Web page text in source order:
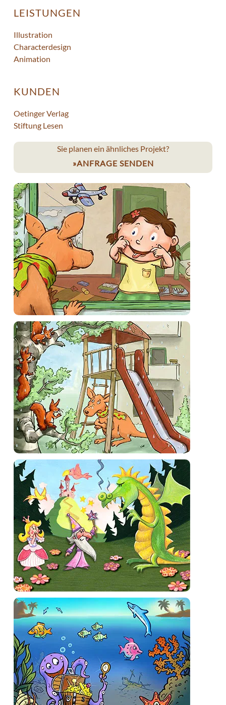
LEISTUNGEN
Illustration
Characterdesign
Animation
KUNDEN
Oetinger Verlag
Stiftung Lesen
Sie planen ein ähnliches Projekt?
ANFRAGE SENDEN